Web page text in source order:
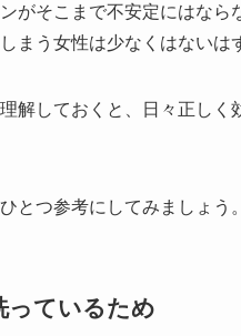
がそこまで不安定にはなら
まう女性は少なくはないは
解しておくと、日々正し
とつ参考にしてみましょう。
っているため